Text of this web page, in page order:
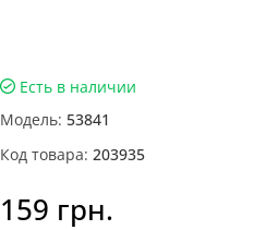
Есть в наличии
Модель: 53841
Код товара: 203935
159 грн.